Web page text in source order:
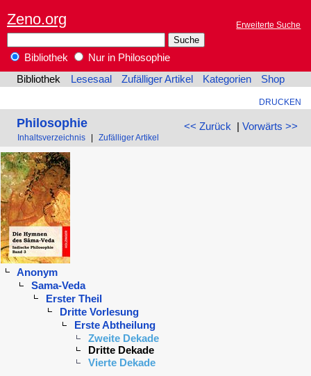
Zeno.org Erweiterte Suche
Bibliothek
Nur in Philosophie
Bibliothek
Lesesaal Zufälliger Artikel Kategorien Shop
DRUCKEN
<< Zurück | Vorwärts >>
Philosophie
Inhaltsverzeichnis Zufälliger Artikel
Anonym
Sama-Veda
Erster Theil
Dritte Vorlesung
Erste Abtheilung
Zweite Dekade
Dritte Dekade
Vierte Dekade